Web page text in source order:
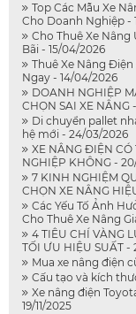
Top Các Mẫu Xe
Cho Doanh Nghiệp -
Cho Thuê Xe Nâng
Bãi - 15/04/2026
Thuê Xe Nâng Điện
Ngay - 14/04/2026
DOANH NGHIỆP
CHỌN SAI XE NÂNG
Di chuyển pallet
hệ mới - 24/03/2026
XE NÂNG ĐIỆN CÓ
NGHIỆP KHÔNG -
7 KINH NGHIỆM
CHỌN XE NÂNG
Các Yếu Tố Ảnh
Cho Thuê Xe Nâng
4 TIÊU CHÍ VÀNG
TỐI ƯU HIỆU SUẤT -
Mua xe nâng điện
Cấu tạo và kích
Xe nâng điện
19/11/2025